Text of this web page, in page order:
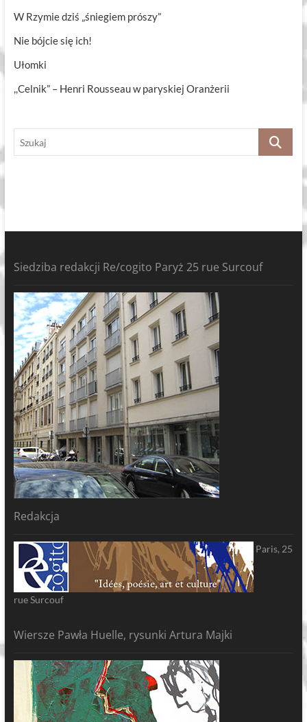
W Rzymie dziś „śniegiem prószy”
Nie bójcie się ich!
Ułomki
,,Celnik” – Henri Rousseau w paryskiej Oranżerii
Szukaj
Siedziba redakcji Re/cogito Paryż 25 rue Surcouf
Redakcja
Paris, 25
rue Surcouf
Wiersze Pawła Huelle, rysunki Artura Majki